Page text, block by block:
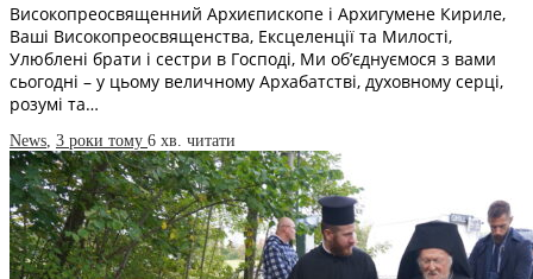
Високопреосвященний Архиєпископе і Архигумене Кириле,
Ваші Високопреосвященства, Ексцеленції та Милості,
Улюблені брати і сестри в Господі, Ми об’єднуємося з вами
сьогодні – у цьому величному Архабатстві, духовному серці,
розумі та…
News 3 роки тому 6 хв. читати